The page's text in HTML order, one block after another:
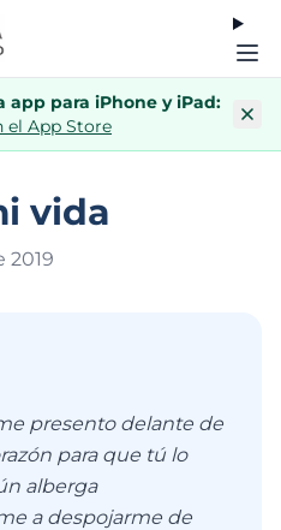
app para iPhone y iPad:
el App Store
vida
2019
presento delante de
para que tú lo
alberga
a despojarme de